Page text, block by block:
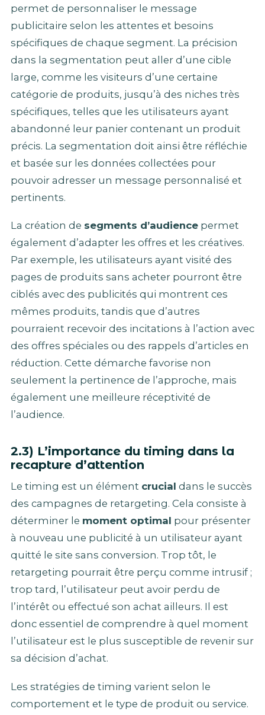
permet de personnaliser le message
publicitaire selon les attentes et besoins
spécifiques de chaque segment. La précision
dans la segmentation peut aller d’une cible
large, comme les visiteurs d’une certaine
catégorie de produits, jusqu’à des niches très
spécifiques, telles que les utilisateurs ayant
abandonné leur panier contenant un produit
précis. La segmentation doit ainsi être réfléchie
et basée sur les données collectées pour
pouvoir adresser un message personnalisé et
pertinents.
La création de segments d’audience permet
également d’adapter les offres et les créatives.
Par exemple, les utilisateurs ayant visité des
pages de produits sans acheter pourront être
ciblés avec des publicités qui montrent ces
mêmes produits, tandis que d’autres
pourraient recevoir des incitations à l’action avec
des offres spéciales ou des rappels d’articles en
réduction. Cette démarche favorise non
seulement la pertinence de l’approche, mais
également une meilleure réceptivité de
l’audience.
2.3) L’importance du timing dans la
recapture d’attention
Le timing est un élément crucial dans le succès
des campagnes de retargeting. Cela consiste à
déterminer le moment optimal pour présenter
à nouveau une publicité à un utilisateur ayant
quitté le site sans conversion. Trop tôt, le
retargeting pourrait être perçu comme intrusif ;
trop tard, l’utilisateur peut avoir perdu de
l’intérêt ou effectué son achat ailleurs. Il est
donc essentiel de comprendre à quel moment
l’utilisateur est le plus susceptible de revenir sur
sa décision d’achat.
Les stratégies de timing varient selon le
comportement et le type de produit ou service.